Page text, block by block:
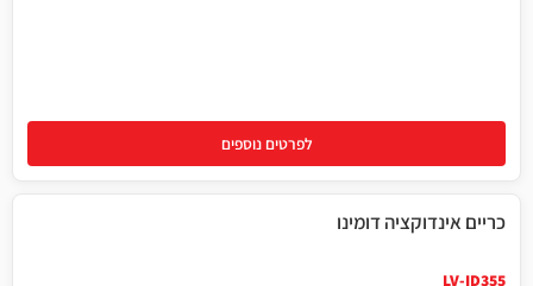
לפרטים נוספים
כריים אינדוקציה דומינו
LV-ID355